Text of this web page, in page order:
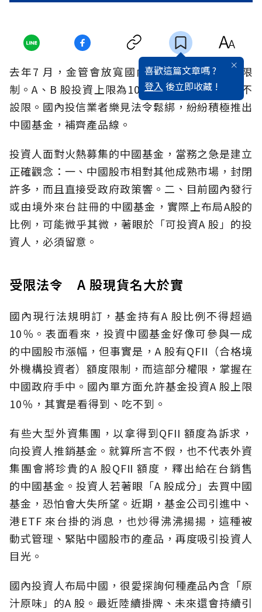
喜歡這篇文章嗎 ?
登入 後立即收藏 !
去年7 月，金管會放寬國內基金投資中國股市限
制。A、B 股投資上限為10％，H 股及紅籌股則不
設限。國內投信業者樂見法令鬆綁，紛紛積極推出
中國基金，補齊產品線。
投資人面對火熱募集的中國基金，當務之急是建立
正確觀念：一、中國股市相對其他成熟市場，封閉
許多，而且直接受政府政策響。二、目前國內發行
或由境外來台註冊的中國基金，實際上布局A股的
比例，可能微乎其微，著眼於「可投資A 股」的投
資人，必須留意。
受限法令 A 股現貨名大於實
國內現行法規明訂，基金持有A 股比例不得超過
10％。表面看來，投資中國基金好像可參與一成
的中國股市漲幅，但事實是，A 股有QFII（合格境
外機構投資者）額度限制，而這部分權限，掌握在
中國政府手中。國內單方面允許基金投資A 股上限
10％，其實是看得到、吃不到。
有些大型外資集團，以拿得到QFII 額度為訴求，
向投資人推銷基金。就算所言不假，也不代表外資
集團會將珍貴的A 股QFII 額度，釋出給在台銷售
的中國基金。投資人若著眼「A 股成分」去買中國
基金，恐怕會大失所望。近期，基金公司引進中、
港ETF 來台掛的消息，也炒得沸沸揚揚，這種被
動式管理、緊貼中國股市的產品，再度吸引投資人
目光。
國內投資人布局中國，很愛探詢何種產品內含「原
汁原味」的A 股。最近陸續掛牌、未來還會持續引